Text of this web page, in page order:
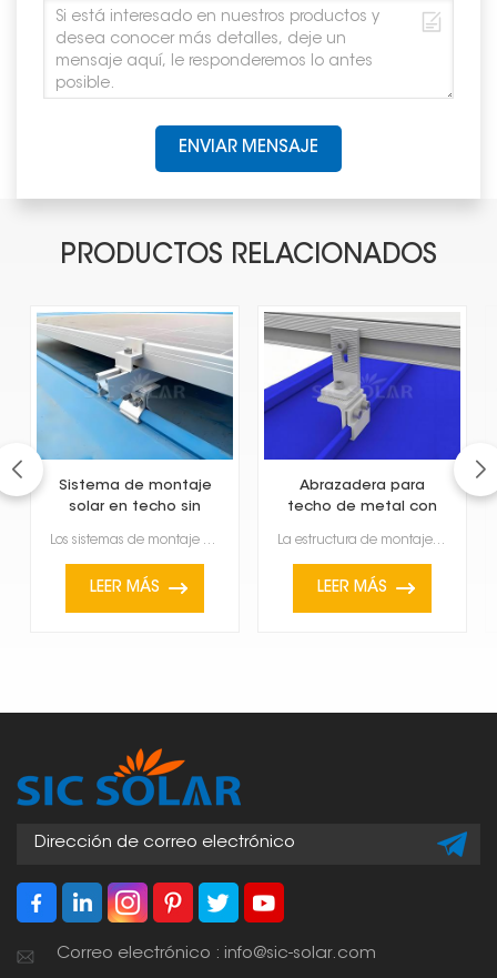
ENVIAR MENSAJE
PRODUCTOS RELACIONADOS
Sistema de montaje
solar en techo sin
Los sistemas de montaje solar para tejados sin perforaciones están especialmente diseñados para fija...
LEER MÁS
Abrazadera para
techo de metal con
montaje de paneles
La estructura de montaje de paneles solares fabricada con abrazaderas para techos metálicos de junta...
LEER MÁS
Correo electrónico : info@sic-solar.com